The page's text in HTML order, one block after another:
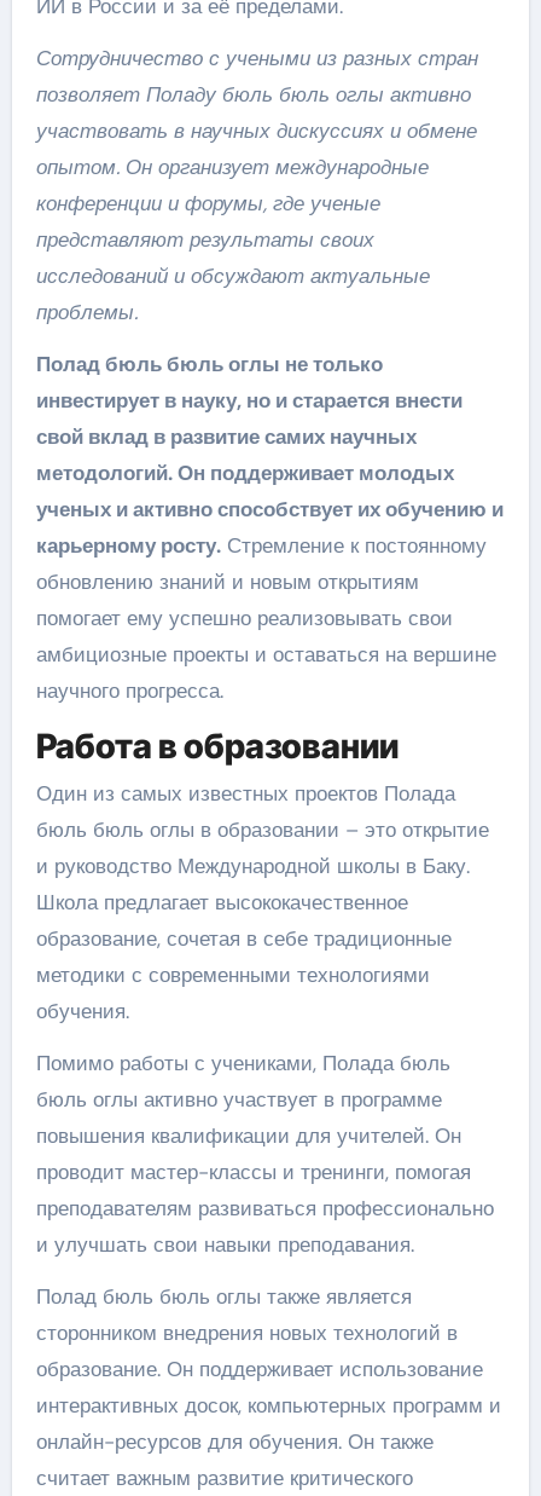
ИИ в России и за её пределами.
Сотрудничество с учеными из разных стран
позволяет Поладу бюль бюль оглы активно
участвовать в научных дискуссиях и обмене
опытом. Он организует международные
конференции и форумы, где ученые
представляют результаты своих
исследований и обсуждают актуальные
проблемы.
Полад бюль бюль оглы не только
инвестирует в науку, но и старается внести
свой вклад в развитие самих научных
методологий. Он поддерживает молодых
ученых и активно способствует их обучению и
карьерному росту.Стремление к постоянному
обновлению знаний и новым открытиям
помогает ему успешно реализовывать свои
амбициозные проекты и оставаться на вершине
научного прогресса.
Работа в образовании
Один из самых известных проектов Полада
бюль бюль оглы в образовании – это открытие
и руководство Международной школы в Баку.
Школа предлагает высококачественное
образование, сочетая в себе традиционные
методики с современными технологиями
обучения.
Помимо работы с учениками, Полада бюль
бюль оглы активно участвует в программе
повышения квалификации для учителей. Он
проводит мастер-классы и тренинги, помогая
преподавателям развиваться профессионально
и улучшать свои навыки преподавания.
Полад бюль бюль оглы также является
сторонником внедрения новых технологий в
образование. Он поддерживает использование
интерактивных досок, компьютерных программ и
онлайн-ресурсов для обучения. Он также
считает важным развитие критического